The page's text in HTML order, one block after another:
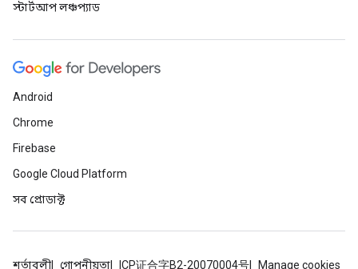
স্টার্টআপ লঞ্চপ্যাড
Android
Chrome
Firebase
Google Cloud Platform
সব প্রোডাক্ট
শর্তাবলী গোপনীয়তা ICP证合字B2-20070004号 Manage cookies